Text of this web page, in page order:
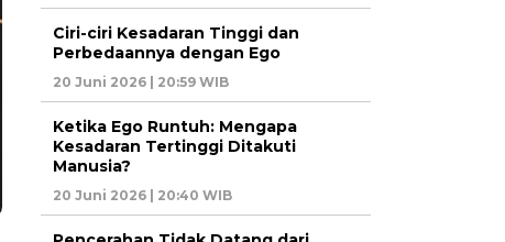
Ciri-ciri Kesadaran Tinggi dan
Perbedaannya dengan Ego
20 Juni 2026 | 20:59 WIB
Ketika Ego Runtuh: Mengapa
Kesadaran Tertinggi Ditakuti
Manusia?
20 Juni 2026 | 20:40 WIB